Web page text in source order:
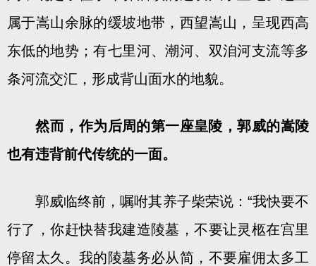
属于嵩山余脉的缓坡地带，西望嵩山，呈现西高
东低的地势；有七里河、潮河、双洎河支流等多
条河流交汇，形成背山面水的地貌。
然而，作为后周的第一座皇陵，郭威的嵩陵
也有违背前代传统的一面。
郭威临终前，嘱咐其养子柴荣说：“我快要不
行了，你赶快替我建造陵墓，不要让灵柩在宫里
停留太久。我的陵墓务必从简，不要雇佣太多工